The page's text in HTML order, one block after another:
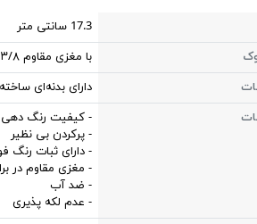
17.3 سانتی متر
با مغزی مقاوم ۳/۸ میلی متر
دارای بدنه‌ای
- کیفیت رنگ دهی
- پرکردن بی نظیر
- دارای ثبات رنگ
- مغزی مقاوم در
- ضد آب
- عدم لکه پذیری